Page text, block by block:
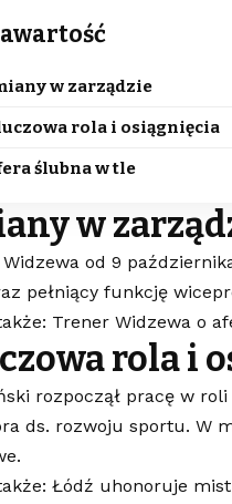
w zarządzie
rola i osiągnięcia
ślubna w tle
w
od 9
pełniący funkcję
Trener Widzewa o
rola i
rozpoczął pracę w
ds. rozwoju sportu. W
Łódź uhonoruje